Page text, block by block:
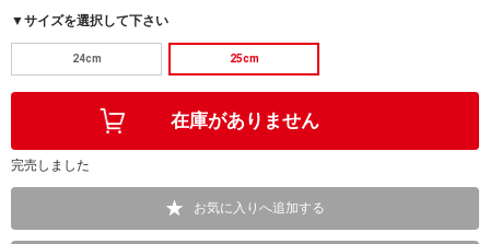
▼サイズを選択して下さい
24cm 25cm
完売しました
お気に入りへ追加する